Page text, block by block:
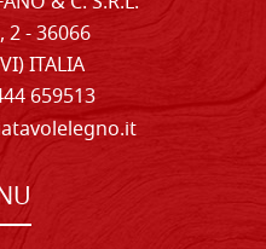
2 - 36066
ITALIA
659513